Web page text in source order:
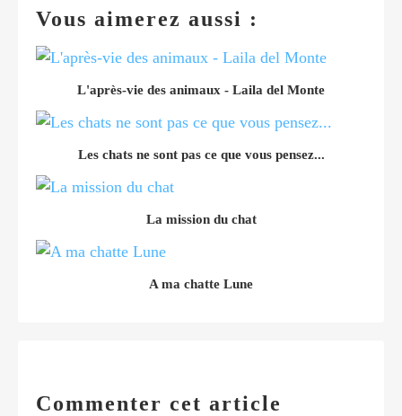
Vous aimerez aussi :
L'après-vie des animaux - Laila del Monte
Les chats ne sont pas ce que vous pensez...
La mission du chat
A ma chatte Lune
Commenter cet article